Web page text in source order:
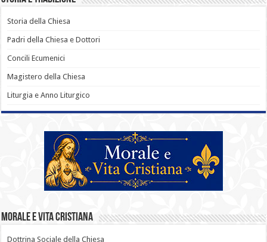
Storia della Chiesa
Padri della Chiesa e Dottori
Concili Ecumenici
Magistero della Chiesa
Liturgia e Anno Liturgico
Morale e Vita Cristiana
Dottrina Sociale della Chiesa